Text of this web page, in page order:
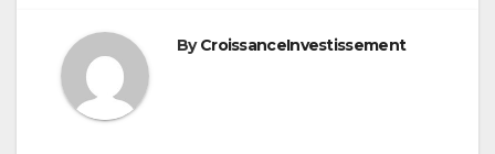
ByCroissanceInvestissement